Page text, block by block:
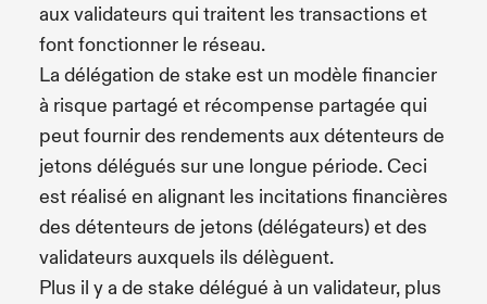
aux validateurs qui traitent les transactions et
font fonctionner le réseau.
La délégation de stake est un modèle financier
à risque partagé et récompense partagée qui
peut fournir des rendements aux détenteurs de
jetons délégués sur une longue période. Ceci
est réalisé en alignant les incitations financières
des détenteurs de jetons (délégateurs) et des
validateurs auxquels ils délèguent.
Plus il y a de stake délégué à un validateur, plus